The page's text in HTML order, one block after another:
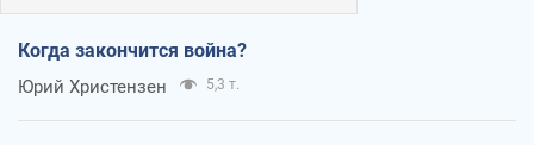
Когда закончится война?
Юрий Христензен 5,3 т.